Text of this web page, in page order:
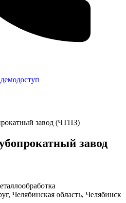
завод (ЧТПЗ)
завод
Челябинская область, Челябинск